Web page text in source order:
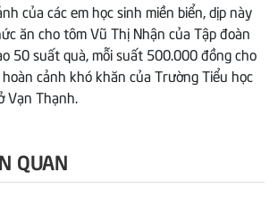
của các em học sinh miền biển, dịp này
ăn cho tôm Vũ Thị Nhận của Tập đoàn
50 suất quà, mỗi suất 500.000 đồng cho
cảnh khó khăn của Trường Tiểu học
Vạn Thạnh.
QUAN